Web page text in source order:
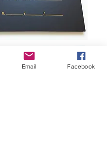
Email Facebook